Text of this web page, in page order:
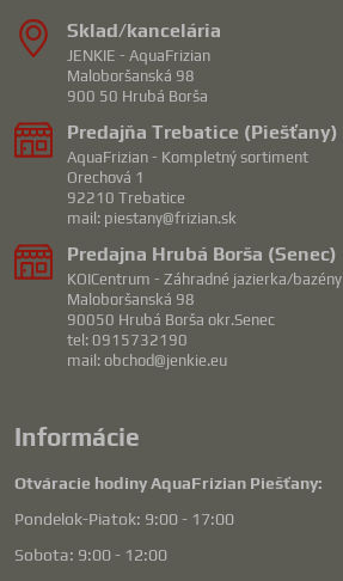
Sklad/kancelária
JENKIE - AquaFrizian
Maloboršanská 98
900 50 Hrubá Borša
Predajňa Trebatice (Piešťany)
AquaFrizian - Kompletný sortiment
Orechová 1
92210 Trebatice
mail: piestany@frizian.sk
Predajna Hrubá Borša (Senec)
KOICentrum - Záhradné jazierka/bazény
Maloboršanská 98
90050 Hrubá Borša okr.Senec
tel: 0915732190
mail: obchod@jenkie.eu
Informácie
Otváracie hodiny AquaFrizian Piešťany:
Pondelok-Piatok: 9:00 - 17:00
Sobota: 9:00 - 12:00